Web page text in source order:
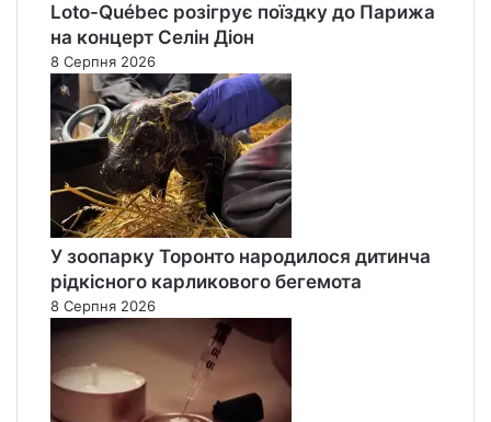
Loto-Québec розігрує поїздку до Парижа
на концерт Селін Діон
8 Серпня 2026
У зоопарку Торонто народилося дитинча
рідкісного карликового бегемота
8 Серпня 2026